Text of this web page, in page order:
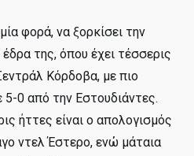
φορά, να ξορκίσει την
της, όπου έχει τέσσερις
Κόρδοβα, με πιο
0 από την Εστουδιάντες.
ήττες είναι ο απολογισμός
ντελ Έστερο, ενώ μάταια